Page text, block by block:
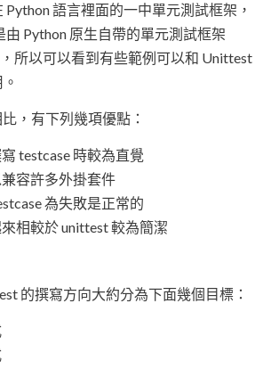
語言裡面的一中單元測試框架，
由 Python 原生自帶的單元測試框架
所以可以看到有些範例可以和 Unittest
，有下列幾項優點：
testcase 時較為直覺
容許多外掛套件
為失敗是正常的
相較於 unittest 較為簡潔
的撰寫方向大約分為下面幾個目標：